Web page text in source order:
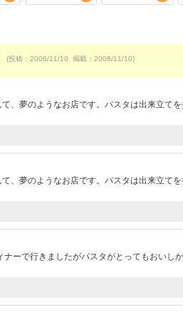
(投稿：2006/11/10 掲載：2006/11/10)
、夢のようなお店です。パスタは出来立てを
、夢のようなお店です。パスタは出来立てを
ーで行きましたがパスタがとってもおいし